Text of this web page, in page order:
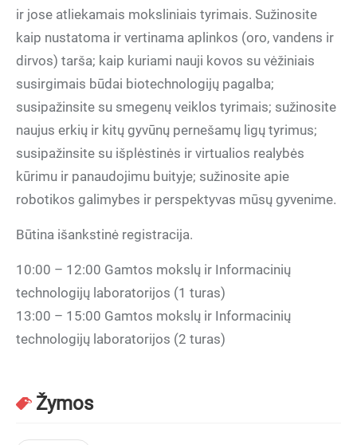
ir jose atliekamais moksliniais tyrimais. Sužinosite
kaip nustatoma ir vertinama aplinkos (oro, vandens ir
dirvos) tarša; kaip kuriami nauji kovos su vėžiniais
susirgimais būdai biotechnologijų pagalba;
susipažinsite su smegenų veiklos tyrimais; sužinosite
naujus erkių ir kitų gyvūnų pernešamų ligų tyrimus;
susipažinsite su išplėstinės ir virtualios realybės
kūrimu ir panaudojimu buityje; sužinosite apie
robotikos galimybes ir perspektyvas mūsų gyvenime.
Būtina išankstinė registracija.
10:00 – 12:00 Gamtos mokslų ir Informacinių
technologijų laboratorijos (1 turas)
13:00 – 15:00 Gamtos mokslų ir Informacinių
technologijų laboratorijos (2 turas)
Žymos